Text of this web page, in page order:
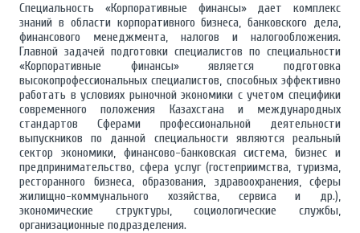
Специальность «Корпоративные финансы» дает комплекс
знаний в области корпоративного бизнеса, банковского дела,
финансового менеджмента, налогов и налогообложения.
Главной задачей подготовки специалистов по специальности
«Корпоративные финансы» является подготовка
высокопрофессиональных специалистов, способных эффективно
работать в условиях рыночной экономики с учетом специфики
современного положения Казахстана и международных
стандартов Сферами профессиональной деятельности
выпускников по данной специальности являются реальный
сектор экономики, финансово-банковская система, бизнес и
предпринимательство, сфера услуг (гостеприимства, туризма,
ресторанного бизнеса, образования, здравоохранения, сферы
жилищно-коммунального хозяйства, сервиса и др.),
экономические структуры, социологические службы,
организационные подразделения.